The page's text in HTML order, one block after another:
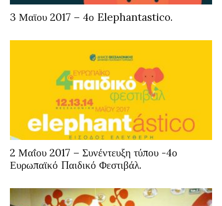
3 Μαϊου 2017 – 4ο Elephantastico.
2 Μαΐου 2017 – Συνέντευξη τύπου -4ο
Ευρωπαϊκό Παιδικό Φεστιβάλ.